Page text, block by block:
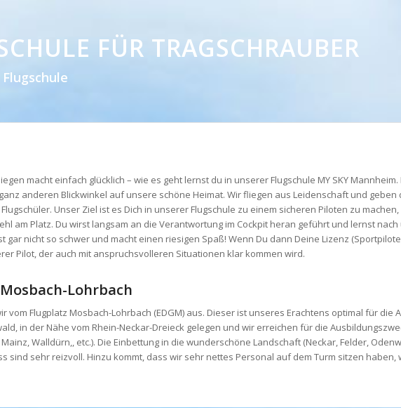
FÜR TRAGSCHRAUBER
macht einfach glücklich – wie es geht lernst du in unserer Flugschule MY SKY
anderen Blickwinkel auf unsere schöne Heimat. Wir fliegen aus Leidenschaft und
Unser Ziel ist es Dich in unserer Flugschule zu einem sicheren Piloten zu
am Platz. Du wirst langsam an die Verantwortung im Cockpit heran geführt und lernst
gar nicht so schwer und macht einen riesigen Spaß! Wenn Du dann Deine Lizenz
Pilot, der auch mit anspruchsvolleren Situationen klar kommen wird.
Lohrbach
vom Flugplatz Mosbach-Lohrbach (EDGM) aus. Dieser ist unseres Erachtens optimal für die
in der Nähe vom Rhein-Neckar-Dreieck gelegen und wir erreichen für die
Walldürn,, etc.). Die Einbettung in die wunderschöne Landschaft (Neckar, Felder,
sind sehr reizvoll. Hinzu kommt, dass wir sehr nettes Personal auf dem Turm sitzen haben,